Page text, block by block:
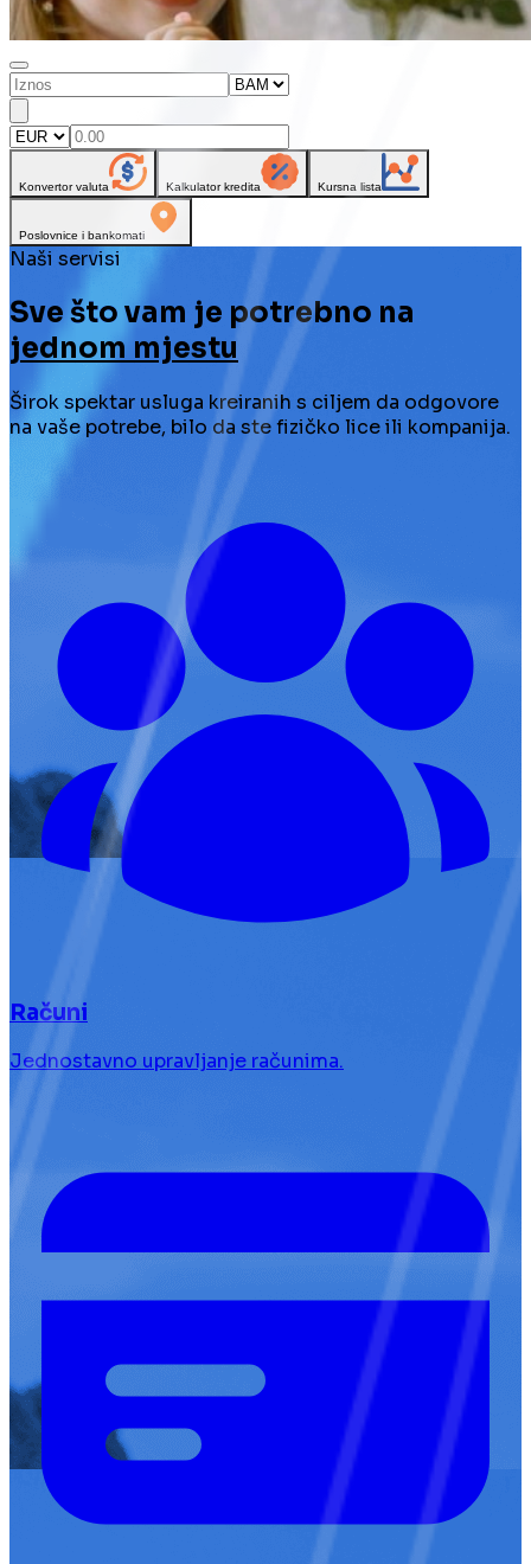
Konvertor valuta Kalkulator kredita Kursna lista
Poslovnice i bankomati
Naši servisi
Sve što vam je potrebno na
jednom mjestu
Širok spektar usluga kreiranih s ciljem da odgovore
na vaše potrebe, bilo da ste fizičko lice ili kompanija.
Računi
Jednostavno upravljanje računima.